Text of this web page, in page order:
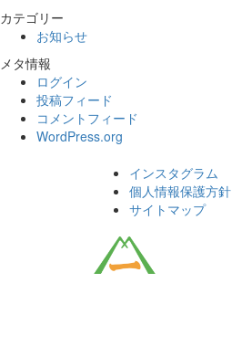
カテゴリー
お知らせ
メタ情報
ログイン
投稿フィード
コメントフィード
WordPress.org
インスタグラム
個人情報保護方針
サイトマップ